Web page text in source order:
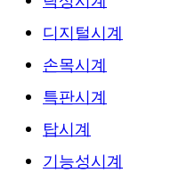
디지털시계
손목시계
특판시계
탑시계
기능성시계